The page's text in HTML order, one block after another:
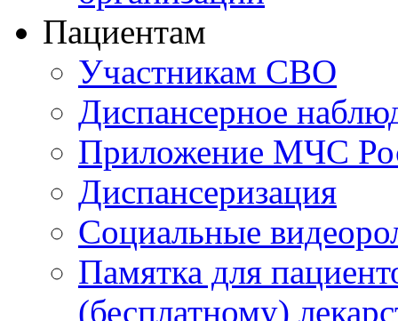
Пациентам
Участникам СВО
Диспансерное
Приложение МЧС
Диспансеризация
Социальные
Памятка для
(бесплатному)